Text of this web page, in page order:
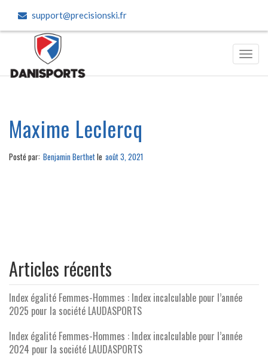
support@precisionski.fr
Maxime Leclercq
Posté par: Benjamin Berthetle août 3, 2021
Articles récents
Index égalité Femmes-Hommes : Index incalculable pour l’année
2025 pour la société LAUDASPORTS
Index égalité Femmes-Hommes : Index incalculable pour l’année
2024 pour la société LAUDASPORTS